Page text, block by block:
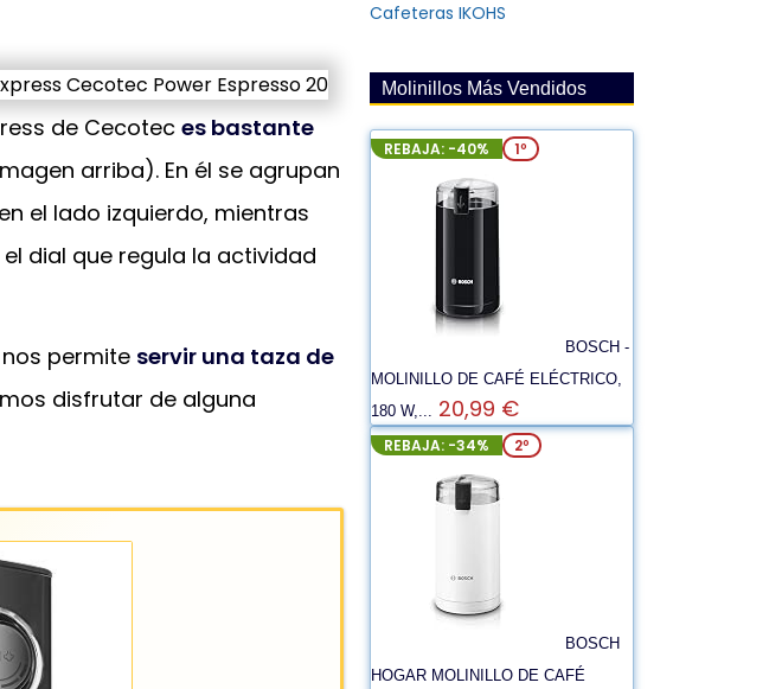
de Cecoteces bastante
arriba). En él se agrupan
el lado izquierdo, mientras
dial que regula la actividad
permite servir una taza de
disfrutar de alguna
Cafeteras IKOHS
Molinillos Más Vendidos
REBAJA: -40% 1º
BOSCH -
MOLINILLO DE CAFÉ ELÉCTRICO,
180 W,... 20,99 €
REBAJA: -34% 2º
BOSCH
HOGAR MOLINILLO DE CAFÉ